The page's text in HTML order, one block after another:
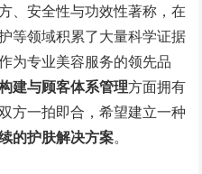
、安全性与功效性著称，在
等领域积累了大量科学证据
为专业美容服务的领先品
建与顾客体系管理方面拥有
方一拍即合，希望建立一种
的护肤解决方案。